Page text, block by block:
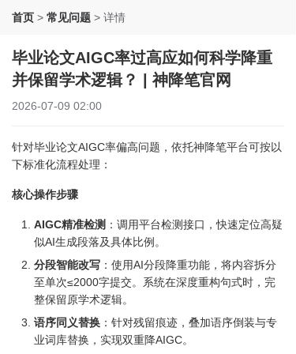
首页 > 常见问题 > 详情
毕业论文AIGC率过高应如何科学降重
并保留学术逻辑？ | 神降笔官网
2026-07-09 02:00
针对毕业论文AIGC率偏高问题，依托神降笔平台可按以
下标准化流程处理：
核心操作步骤
AIGC精准检测 ：调用平台检测接口，快速定位高疑
似AI生成段落及具体比例。
分段智能改写 ：使用AI分段降重功能，将内容拆分
至单次≤2000字提交。系统在深度重构句式时，完
整保留原学术逻辑。
语序同义替换 ：针对残留痕迹，叠加语序倒装与专
业词库替换，实现双重降AIGC。